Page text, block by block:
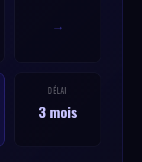
→
DÉLAI
3 mois